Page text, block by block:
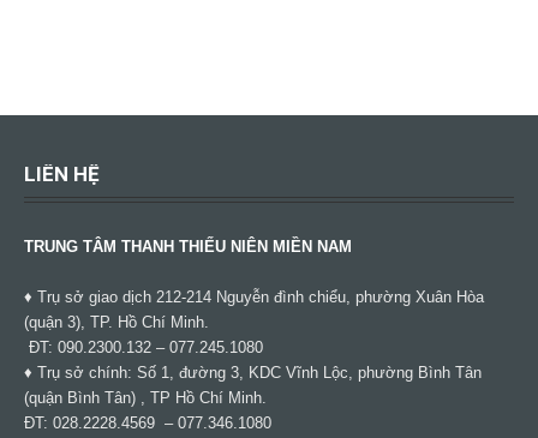
LIÊN HỆ
TRUNG TÂM THANH THIẾU NIÊN MIỀN NAM
♦ Trụ sở giao dịch 212-214 Nguyễn đình chiểu, phường Xuân Hòa
(quận 3), TP. Hồ Chí Minh.
ĐT: 090.2300.132 – 077.245.1080
♦ Trụ sở chính: Số 1, đường 3, KDC Vĩnh Lộc, phường Bình Tân
(quận Bình Tân) , TP Hồ Chí Minh.
ĐT: 028.2228.4569 – 077.346.1080